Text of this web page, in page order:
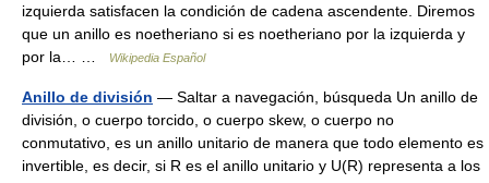
izquierda satisfacen la condición de cadena ascendente. Diremos
que un anillo es noetheriano si es noetheriano por la izquierda y
por la… …
Wikipedia Español
Anillo de división — Saltar a navegación, búsqueda Un anillo de
división, o cuerpo torcido, o cuerpo skew, o cuerpo no
conmutativo, es un anillo unitario de manera que todo elemento es
invertible, es decir, si R es el anillo unitario y U(R) representa a los